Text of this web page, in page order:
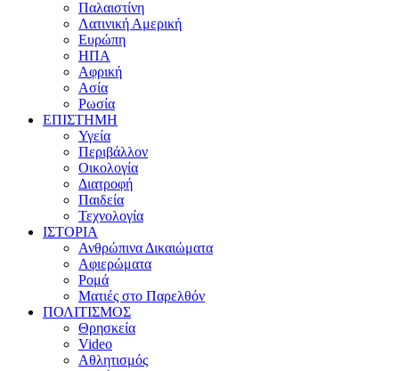
Παλαιστίνη
Λατινική Αμερική
Ευρώπη
ΗΠΑ
Αφρική
Ασία
Ρωσία
ΕΠΙΣΤΗΜΗ
Υγεία
Περιβάλλον
Οικολογία
Διατροφή
Παιδεία
Τεχνολογία
ΙΣΤΟΡΙΑ
Ανθρώπινα Δικαιώματα
Αφιερώματα
Ρομά
Ματιές στο Παρελθόν
ΠΟΛΙΤΙΣΜΟΣ
Θρησκεία
Video
Αθλητισμός